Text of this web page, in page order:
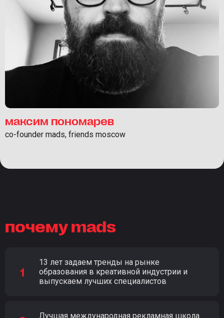
максим пономарев
co-founder mads, friends moscow
почему mads
13 лет задаем тренды на рынке
образования в креативной индустрии и
выпускаем лучших специалистов
Лучшая международная рекламная школа